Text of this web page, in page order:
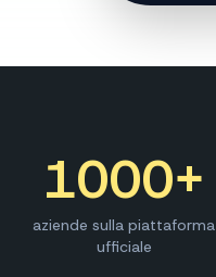
aziende sulla piattaforma
ufficiale
1000+